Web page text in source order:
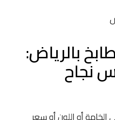
بالرياض:
نجاح
الخامة أو اللون أو سعر